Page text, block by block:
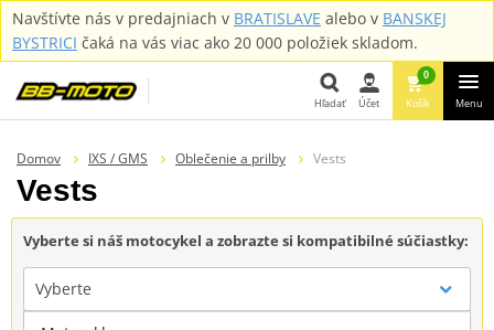
Navštívte nás v predajniach v BRATISLAVE alebo v BANSKEJ
BYSTRICI čaká na vás viac ako 20 000 položiek skladom.
Hľadať Účet
0
Košík Menu
Domov IXS / GMS Oblečenie a prilby Vests
Vests
Vyberte si náš motocykel a zobrazte si kompatibilné súčiastky:
Vyberte